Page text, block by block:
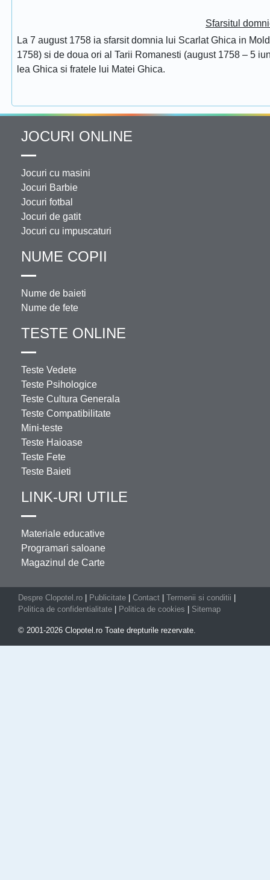
Sfarsitul
La 7 august 1758 ia sfarsit domnia lui Scarlat Ghica in
1758) si de doua ori al Tarii Romanesti (august 1758 – 5
lea Ghica si fratele lui Matei Ghica.
JOCURI ONLINE
Jocuri cu masini
Jocuri Barbie
Jocuri fotbal
Jocuri de gatit
Jocuri cu impuscaturi
NUME COPII
Nume de baieti
Nume de fete
TESTE ONLINE
Teste Vedete
Teste Psihologice
Teste Cultura Generala
Teste Compatibilitate
Mini-teste
Teste Haioase
Teste Fete
Teste Baieti
LINK-URI UTILE
Materiale educative
Programari saloane
Magazinul de Carte
Despre Clopotel.ro Publicitate Contact Termenii si conditii
Politica de confidentialitate
Politica de cookies Sitemap
© 2001-2026 Clopotel.ro Toate drepturile rezervate.